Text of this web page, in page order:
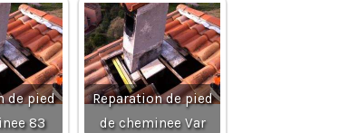
de pied
83
Reparation de pied
de cheminee Var